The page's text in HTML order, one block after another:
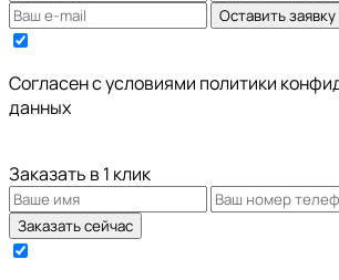
Оставить заявку
Cогласен с условиями политики
данных
Заказать в 1 клик
Заказать сейчас